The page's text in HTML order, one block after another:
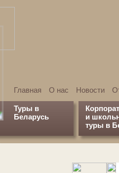
Главная О нас Новости
Туры в
Беларусь
и
туры в